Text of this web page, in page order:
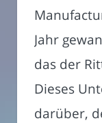
Jahr
das der
Dieses
darüber,